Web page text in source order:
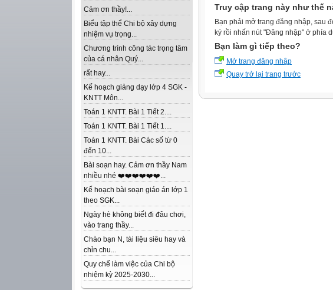
Cảm ơn thầy!...
Biểu tập thể Chi bộ xây dựng
nhiệm vụ trọng...
Chương trình công tác trọng tâm
của cá nhân Quý...
rất hay...
Kế hoạch giảng dạy lớp 4 SGK -
KNTT Môn...
Toán 1 KNTT. Bài 1 Tiết 2....
Toán 1 KNTT. Bài 1 Tiết 1....
Toán 1 KNTT. Bài Các số từ 0
đến 10...
Bài soạn hay. Cảm ơn thầy Nam
nhiều nhé ❤️❤️❤️❤️❤️❤️...
Kế hoạch bài soạn giáo án lớp 1
theo SGK...
Ngày hè không biết đi đâu chơi,
vào trang thầy...
Chào bạn N, tài liệu siêu hay và
chỉn chu...
Quy chế làm việc của Chi bộ
nhiệm kỳ 2025-2030...
Truy cập trang này như thế
Bạn phải mở trang đăng nhập, sau
ký rồi nhấn nút "Đăng nhập" ở phía
Bạn làm gì tiếp theo?
Mở trang đăng nhập
Quay trở lại trang trước